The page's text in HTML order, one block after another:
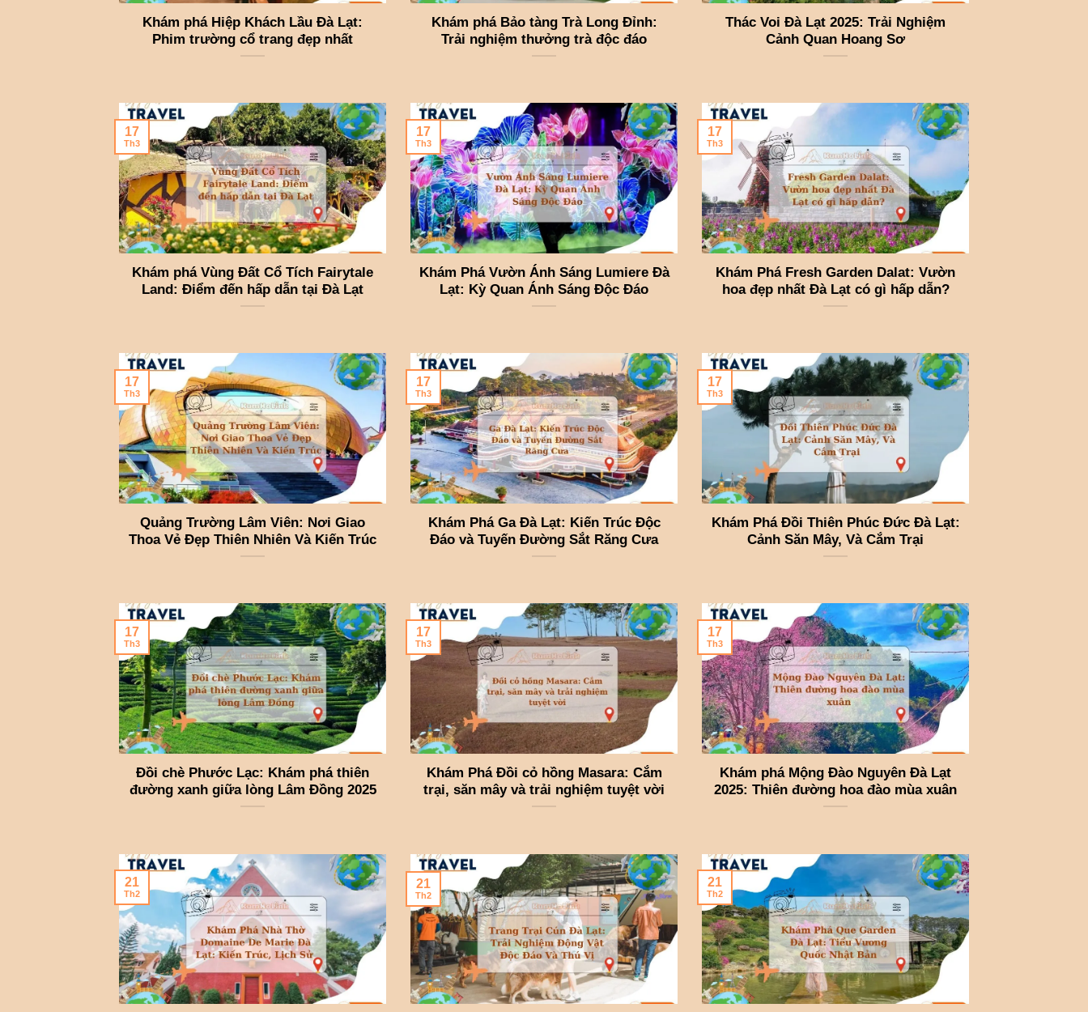
Khám phá Hiệp Khách Lầu Đà Lạt:
Phim trường cổ trang đẹp nhất
Khám phá Bảo tàng Trà Long Đỉnh:
Trải nghiệm thưởng trà độc đáo
Thác Voi Đà Lạt 2025: Trải Nghiệm
Cảnh Quan Hoang Sơ
Khám phá Vùng Đất Cổ Tích Fairytale
Land: Điểm đến hấp dẫn tại Đà Lạt
17
Th3
Khám Phá Vườn Ánh Sáng Lumiere Đà
Lạt: Kỳ Quan Ánh Sáng Độc Đáo
17
Th3
Khám Phá Fresh Garden Dalat: Vườn
hoa đẹp nhất Đà Lạt có gì hấp dẫn?
17
Th3
Quảng Trường Lâm Viên: Nơi Giao
Thoa Vẻ Đẹp Thiên Nhiên Và Kiến Trúc
17
Th3
Khám Phá Ga Đà Lạt: Kiến Trúc Độc
Đáo và Tuyến Đường Sắt Răng Cưa
17
Th3
Khám Phá Đồi Thiên Phúc Đức Đà Lạt:
Cảnh Săn Mây, Và Cắm Trại
17
Th3
Đồi chè Phước Lạc: Khám phá thiên
đường xanh giữa lòng Lâm Đồng 2025
17
Th3
Khám Phá Đồi cỏ hồng Masara: Cắm
trại, săn mây và trải nghiệm tuyệt vời
17
Th3
Khám phá Mộng Đào Nguyên Đà Lạt
2025: Thiên đường hoa đào mùa xuân
17
Th3
21
Th2
21
Th2
21
Th2